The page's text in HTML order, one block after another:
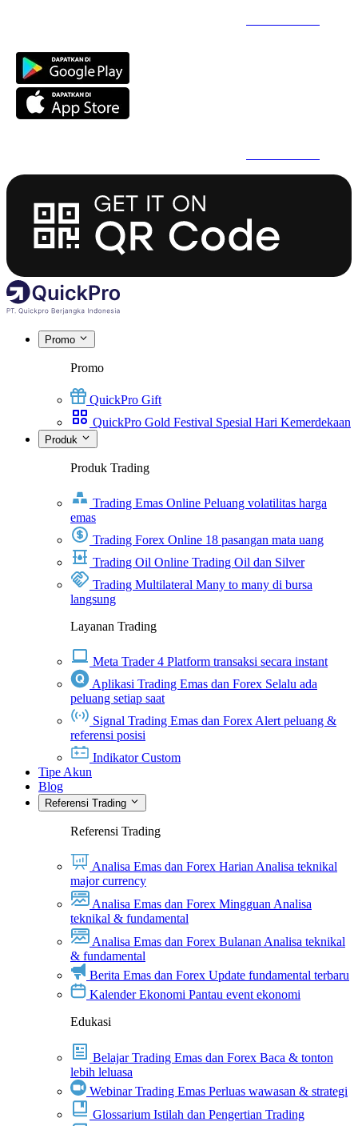
Promo
Promo
QuickPro Gift
QuickPro Gold Festival Spesial Hari Kemerdekaan
Produk
Produk Trading
Trading Emas Online Peluang volatilitas harga
emas
Trading Forex Online 18 pasangan mata uang
Trading Oil Online Trading Oil dan Silver
Trading Multilateral Many to many di bursa
langsung
Layanan Trading
Meta Trader 4 Platform transaksi secara instant
Aplikasi Trading Emas dan Forex Selalu ada
peluang setiap saat
Signal Trading Emas dan Forex Alert peluang &
referensi posisi
Indikator Custom
Tipe Akun
Blog
Referensi Trading
Referensi Trading
Analisa Emas dan Forex Harian Analisa teknikal
major currency
Analisa Emas dan Forex Mingguan Analisa
teknikal & fundamental
Analisa Emas dan Forex Bulanan Analisa teknikal
& fundamental
Berita Emas dan Forex Update fundamental terbaru
Kalender Ekonomi Pantau event ekonomi
Edukasi
Belajar Trading Emas dan Forex Baca & tonton
lebih leluasa
Webinar Trading Emas Perluas wawasan & strategi
Glossarium Istilah dan Pengertian Trading